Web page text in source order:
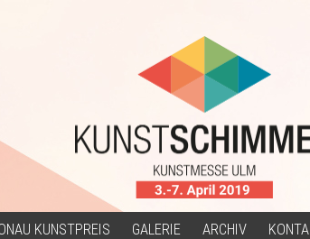
KUNSTPREIS GALERIE ARCHIV